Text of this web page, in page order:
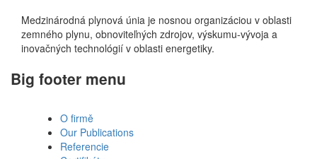
Medzinárodná plynová únia je nosnou organizáciou v oblasti
zemného plynu, obnoviteľných zdrojov, výskumu-vývoja a
inovačných technológií v oblasti energetiky.
Big footer menu
O firmě
Our Publications
Referencie